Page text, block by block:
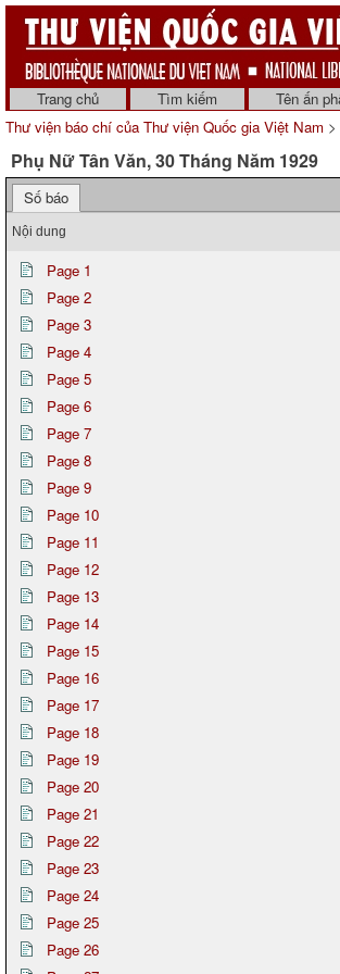
Trang chủ Tìm kiếm Tên ấn
Thư viện báo chí của Thư viện Quốc gia Việt Nam >
Phụ Nữ Tân Văn, 30 Tháng Năm 1929
Số báo
Nội dung
Page 1
Page 2
Page 3
Page 4
Page 5
Page 6
Page 7
Page 8
Page 9
Page 10
Page 11
Page 12
Page 13
Page 14
Page 15
Page 16
Page 17
Page 18
Page 19
Page 20
Page 21
Page 22
Page 23
Page 24
Page 25
Page 26